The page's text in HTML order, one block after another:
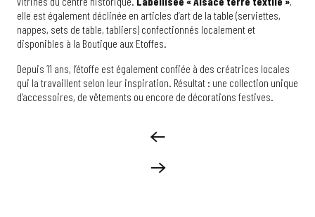
elle est également déclinée en articles d’art de la table (serviettes,
nappes, sets de table, tabliers) confectionnés localement et
disponibles à la Boutique aux Etoffes.
Depuis 11 ans, l’étoffe est également confiée à des créatrices locales
qui la travaillent selon leur inspiration. Résultat : une collection unique
d’accessoires, de vêtements ou encore de décorations festives.